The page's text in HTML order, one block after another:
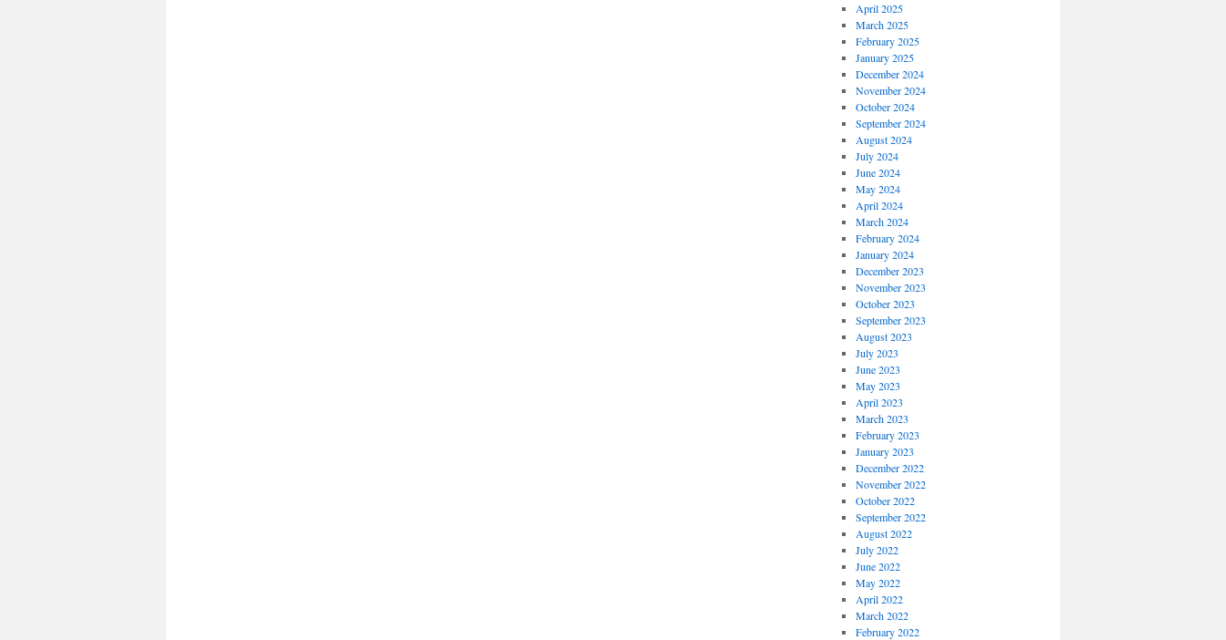
April 2025
March 2025
February 2025
January 2025
December 2024
November 2024
October 2024
September 2024
August 2024
July 2024
June 2024
May 2024
April 2024
March 2024
February 2024
January 2024
December 2023
November 2023
October 2023
September 2023
August 2023
July 2023
June 2023
May 2023
April 2023
March 2023
February 2023
January 2023
December 2022
November 2022
October 2022
September 2022
August 2022
July 2022
June 2022
May 2022
April 2022
March 2022
February 2022